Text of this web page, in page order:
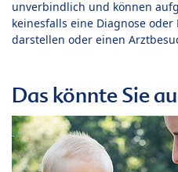
unverbindlich und können
keinesfalls eine Diagnose
darstellen oder einen
Das könnte Sie